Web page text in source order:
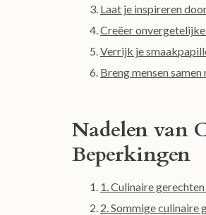
Laat je inspireren
Creëer
Verrijk je
Breng mensen
Nadelen van
Beperkingen
1. Culinaire
2. Sommige culinaire